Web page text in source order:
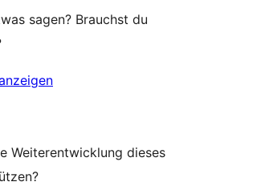
sagen? Brauchst du
Weiterentwicklung dieses